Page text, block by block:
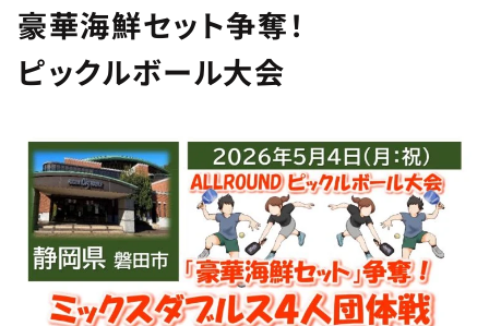
豪華海鮮セット争奪！
ピックルボール大会